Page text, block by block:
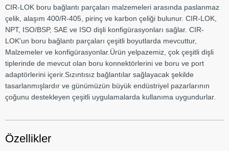
CIR-LOK boru bağlantı parçaları malzemeleri arasında paslanmaz
çelik, alaşım 400/R-405, pirinç ve karbon çeliği bulunur. CIR-LOK,
NPT, ISO/BSP, SAE ve ISO dişli konfigürasyonları sağlar. CIR-
LOK'un boru bağlantı parçaları çeşitli boyutlarda mevcuttur,
Malzemeler ve konfigürasyonlar.Ürün yelpazemiz, çok çeşitli dişli
tiplerinde de mevcut olan boru konnektörlerini ve boru ve port
adaptörlerini içerir.Sızıntısız bağlantılar sağlayacak şekilde
tasarlanmışlardır ve günümüzün büyük endüstriyel pazarlarının
çoğunu destekleyen çeşitli uygulamalarda kullanıma uygundurlar.
Özellikler